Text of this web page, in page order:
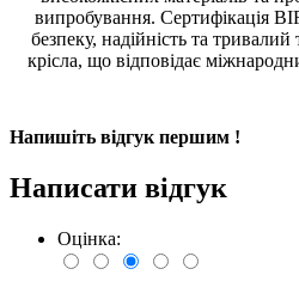
випробування. Сертифікація
безпеку, надійність та
крісла, що відповідає
Напишіть відгук першим !
Написати відгук
Оцінка: